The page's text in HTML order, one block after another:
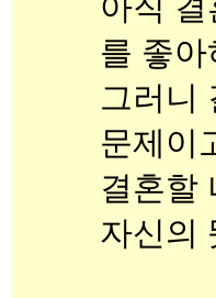
를 좋
그러니
문제이
결혼할
자신의